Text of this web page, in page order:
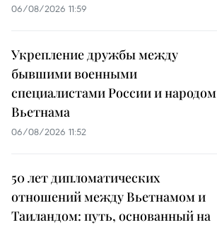
06/08/2026 11:59
Укрепление дружбы между
бывшими военными
специалистами России и народом
Вьетнама
06/08/2026 11:52
50 лет дипломатических
отношений между Вьетнамом и
Таиландом: путь, основанный на